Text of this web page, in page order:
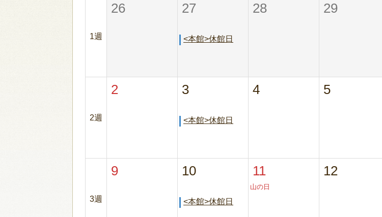
1週
26 27
<本館>休館日
28 29
2週
2 3
<本館>休館日
4 5
3週
9 10
<本館>休館日
11
山の日
12